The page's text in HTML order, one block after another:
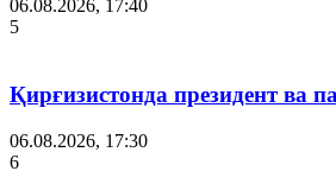
06.08.2026, 17:40
5
Қирғизистонда президент ва
06.08.2026, 17:30
6